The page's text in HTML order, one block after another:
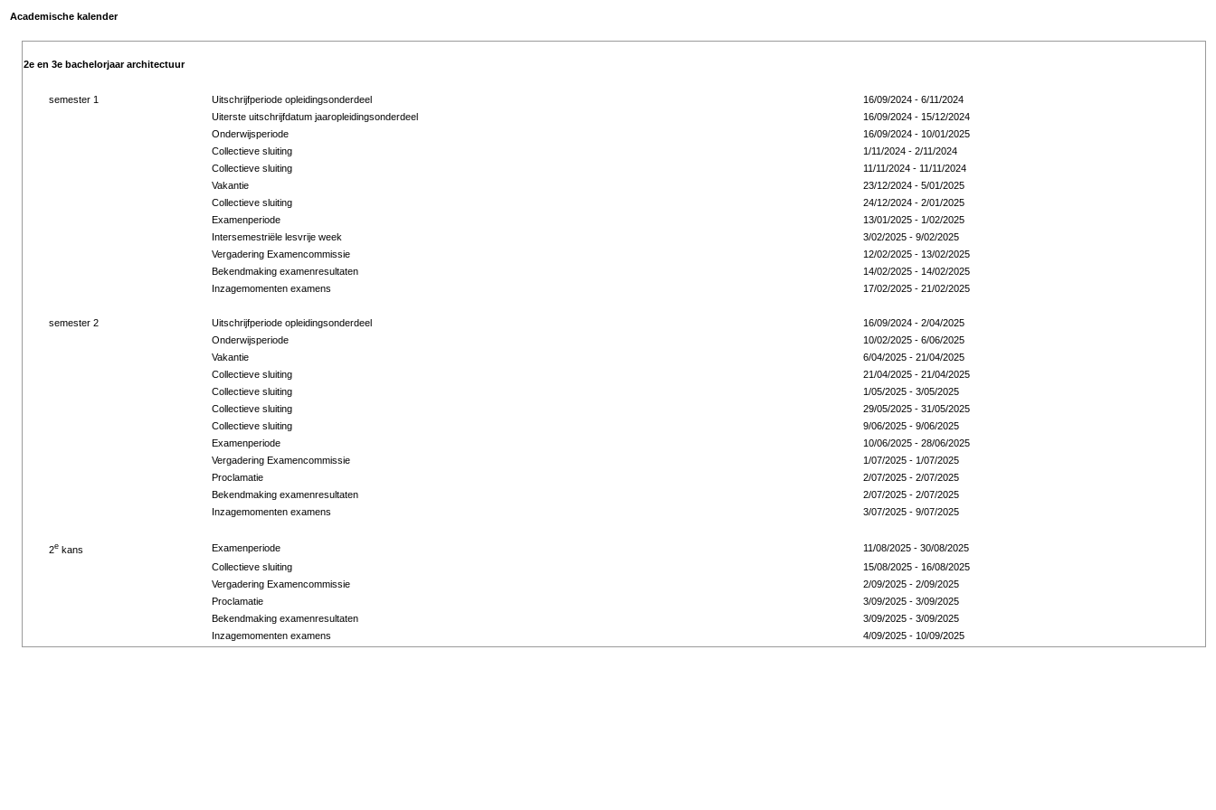
Academische kalender
2e en 3e bachelorjaar architectuur
semester 1 Uitschrijfperiode opleidingsonderdeel
16/09/2024 - 6/11/2024
Uiterste uitschrijfdatum jaaropleidingsonderdeel
16/09/2024 - 15/12/2024
Onderwijsperiode
16/09/2024 - 10/01/2025
Collectieve sluiting
1/11/2024 - 2/11/2024
Collectieve sluiting
11/11/2024 - 11/11/2024
Vakantie
23/12/2024 - 5/01/2025
Collectieve sluiting
24/12/2024 - 2/01/2025
Examenperiode
13/01/2025 - 1/02/2025
Intersemestriële lesvrije week
3/02/2025 - 9/02/2025
Vergadering Examencommissie
12/02/2025 - 13/02/2025
Bekendmaking examenresultaten
14/02/2025 - 14/02/2025
Inzagemomenten examens
17/02/2025 - 21/02/2025
semester 2 Uitschrijfperiode opleidingsonderdeel
16/09/2024 - 2/04/2025
Onderwijsperiode
10/02/2025 - 6/06/2025
Vakantie
6/04/2025 - 21/04/2025
Collectieve sluiting
21/04/2025 - 21/04/2025
Collectieve sluiting
1/05/2025 - 3/05/2025
Collectieve sluiting
29/05/2025 - 31/05/2025
Collectieve sluiting
9/06/2025 - 9/06/2025
Examenperiode
10/06/2025 - 28/06/2025
Vergadering Examencommissie
1/07/2025 - 1/07/2025
Proclamatie
2/07/2025 - 2/07/2025
Bekendmaking examenresultaten
2/07/2025 - 2/07/2025
Inzagemomenten examens
3/07/2025 - 9/07/2025
2e kans Examenperiode
11/08/2025 - 30/08/2025
Collectieve sluiting
15/08/2025 - 16/08/2025
Vergadering Examencommissie
2/09/2025 - 2/09/2025
Proclamatie
3/09/2025 - 3/09/2025
Bekendmaking examenresultaten
3/09/2025 - 3/09/2025
Inzagemomenten examens
4/09/2025 - 10/09/2025